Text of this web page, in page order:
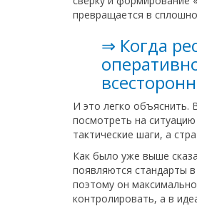
превращается в
⇒ Когда
И это легко объяснить.
посмотреть на
тактические шаги, а
Как было уже выше
появляются стандарты
поэтому он
контролировать, а в